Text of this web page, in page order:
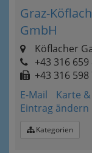
Graz-
GmbH
Köflacher
+43 316 659
+43 316 598
E-Mail
Karte
Eintrag ändern
Kategorien